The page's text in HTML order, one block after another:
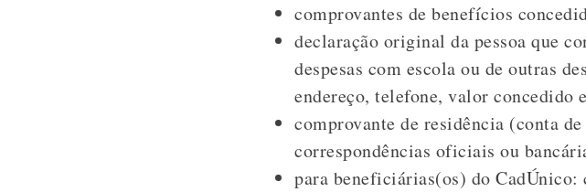
comprovantes de benefícios
declaração original da pessoa que
despesas com escola ou de outras
endereço, telefone, valor concedido
comprovante de residência (conta
correspondências oficiais ou
para beneficiárias(os) do